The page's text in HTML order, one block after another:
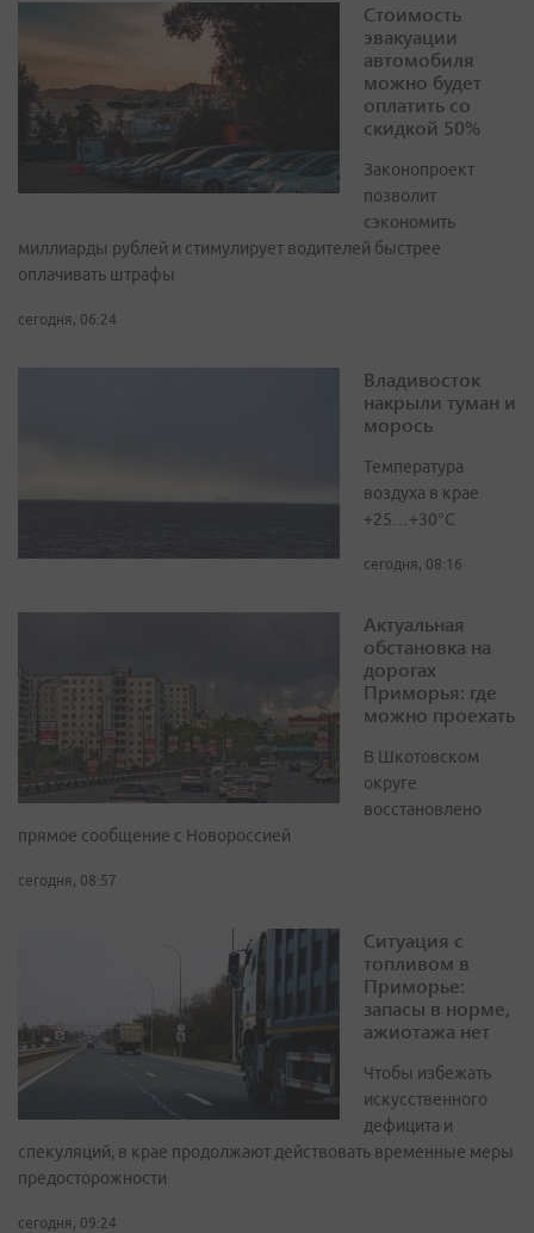
Стоимость
эвакуации
автомобиля
можно будет
оплатить со
скидкой 50%
Законопроект
позволит
сэкономить
миллиарды рублей и стимулирует водителей быстрее
оплачивать штрафы
сегодня, 06:24
Владивосток
накрыли туман и
морось
Температура
воздуха в крае
+25…+30°C
сегодня, 08:16
Актуальная
обстановка на
дорогах
Приморья: где
можно проехать
В Шкотовском
округе
восстановлено
прямое сообщение с Новороссией
сегодня, 08:57
Ситуация с
топливом в
Приморье:
запасы в норме,
ажиотажа нет
Чтобы избежать
искусственного
дефицита и
спекуляций, в крае продолжают действовать временные меры
предосторожности
сегодня, 09:24